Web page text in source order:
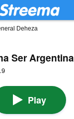
Deheza
Ser Argentina
Play